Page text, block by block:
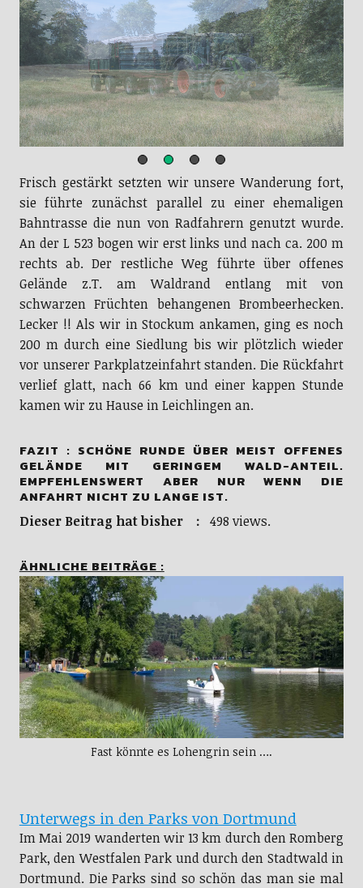
Frisch gestärkt setzten wir unsere Wanderung fort,
sie führte zunächst parallel zu einer ehemaligen
Bahntrasse die nun von Radfahrern genutzt wurde.
An der L 523 bogen wir erst links und nach ca. 200 m
rechts ab. Der restliche Weg führte über offenes
Gelände z.T. am Waldrand entlang mit von
schwarzen Früchten behangenen Brombeerhecken.
Lecker !! Als wir in Stockum ankamen, ging es noch
200 m durch eine Siedlung bis wir plötzlich wieder
vor unserer Parkplatzeinfahrt standen. Die Rückfahrt
verlief glatt, nach 66 km und einer kappen Stunde
kamen wir zu Hause in Leichlingen an.
FAZIT : SCHÖNE RUNDE ÜBER MEIST OFFENES
GELÄNDE MIT GERINGEM WALD-ANTEIL.
EMPFEHLENSWERT ABER NUR WENN DIE
ANFAHRT NICHT ZU LANGE IST.
Dieser Beitrag hat bisher : 498 views.
ÄHNLICHE BEITRÄGE :
Fast könnte es Lohengrin sein ….
Unterwegs in den Parks von Dortmund
Im Mai 2019 wanderten wir 13 km durch den Romberg
Park, den Westfalen Park und durch den Stadtwald in
Dortmund. Die Parks sind so schön das man sie mal